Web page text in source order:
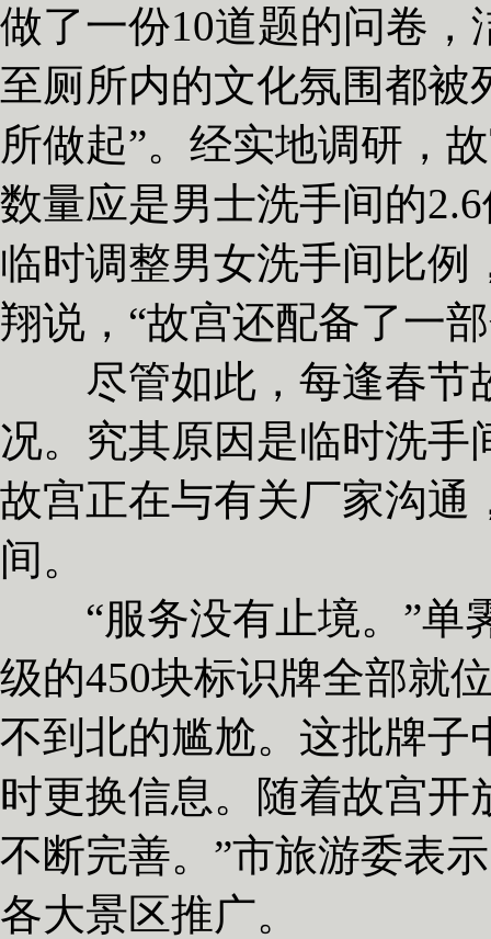
做了一份10道题的问卷
至厕所内的文化氛围都被
所做起”。经实地调研，
数量应是男士洗手间的
临时调整男女洗手间比例
翔说，“故宫还配备了一
尽管如此，每逢春节
况。究其原因是临时洗手
故宫正在与有关厂家沟通
间。
“服务没有止境。”单
级的450块标识牌全部就
不到北的尴尬。这批牌子
时更换信息。随着故宫
不断完善。”市旅游委表
各大景区推广。